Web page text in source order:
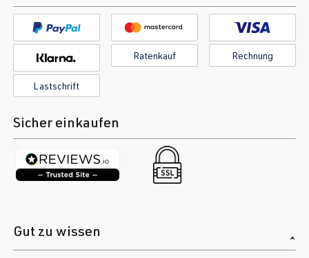
Ratenkauf Rechnung
Lastschrift
Sicher einkaufen
Gut zu wissen